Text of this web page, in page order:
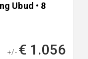
Ubud • 8
+/- € 1.056